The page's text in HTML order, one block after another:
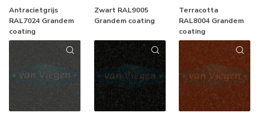
Antracietgrijs
RAL7024 Grandem
coating
Zwart RAL9005
Grandem coating
Terracotta
RAL8004 Grandem
coating